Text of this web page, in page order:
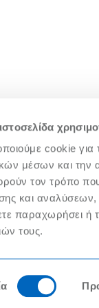
cookie για
μέσων και την
τον τρόπο που
και
παραχωρήσει ή
τους.
και